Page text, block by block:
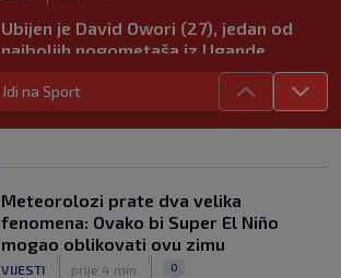
Ubijen je David Owori (27), jedan od
najboljih nogometaša iz Ugande
Garcia odabrao početnih 11 za Litvu?
Livaja se čini se vraća na klupu
Njemački kroničar govorio o Vuškoviću:
Ima samo jednu manu
SK prije 8 h
Idi na Sport
Meteorolozi prate dva velika
fenomena: Ovako bi Super El Niño
mogao oblikovati ovu zimu
VIJESTI prije 4 min 0